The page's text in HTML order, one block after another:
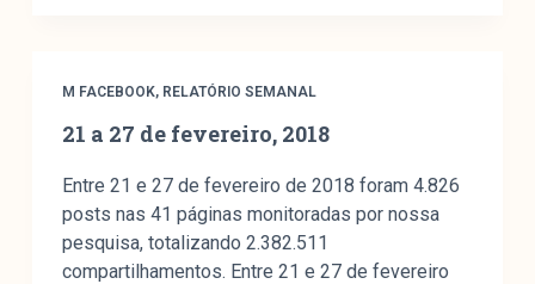
O Manchetômetro é um site de acompanhamento da
M FACEBOOK, RELATÓRIO SEMANAL
21 a 27 de fevereiro, 2018
Entre 21 e 27 de fevereiro de 2018 foram 4.826
posts nas 41 páginas monitoradas por nossa
pesquisa, totalizando 2.382.511
compartilhamentos. Entre 21 e 27 de fevereiro